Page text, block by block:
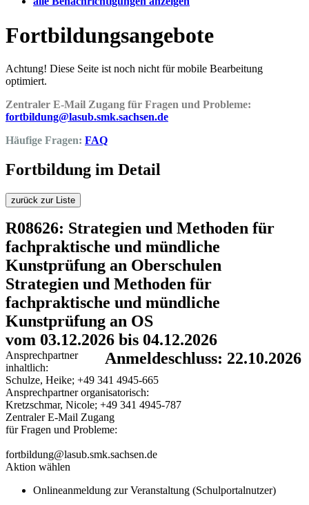
Fortbildungsangebote
Achtung! Diese Seite ist noch nicht für mobile Bearbeitung
optimiert.
Zentraler E-Mail Zugang für Fragen und Probleme:
fortbildung@lasub.smk.sachsen.de
Häufige Fragen: FAQ
Fortbildung im Detail
zurück zur Liste
R08626: Strategien und Methoden für
fachpraktische und mündliche
Kunstprüfung an Oberschulen
Strategien und Methoden für
fachpraktische und mündliche
Kunstprüfung an OS
vom 03.12.2026 bis 04.12.2026
Anmeldeschluss: 22.10.2026
Ansprechpartner
inhaltlich:
Schulze, Heike; +49 341 4945-665
Ansprechpartner organisatorisch:
Kretzschmar, Nicole; +49 341 4945-787
Zentraler E-Mail Zugang
für Fragen und Probleme:
fortbildung@lasub.smk.sachsen.de
Aktion wählen
Onlineanmeldung zur Veranstaltung (Schulportalnutzer)